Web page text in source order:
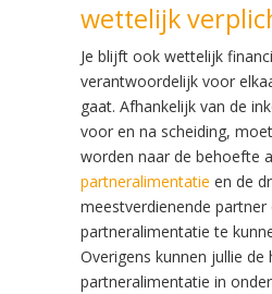
wettelijk
Je blijft ook wettelijk
verantwoordelijk voor
gaat. Afhankelijk van de
voor en na scheiding,
worden naar de behoefte
partneralimentatie en de
meestverdienende partner
partneralimentatie te
Overigens kunnen jullie de
partneralimentatie in